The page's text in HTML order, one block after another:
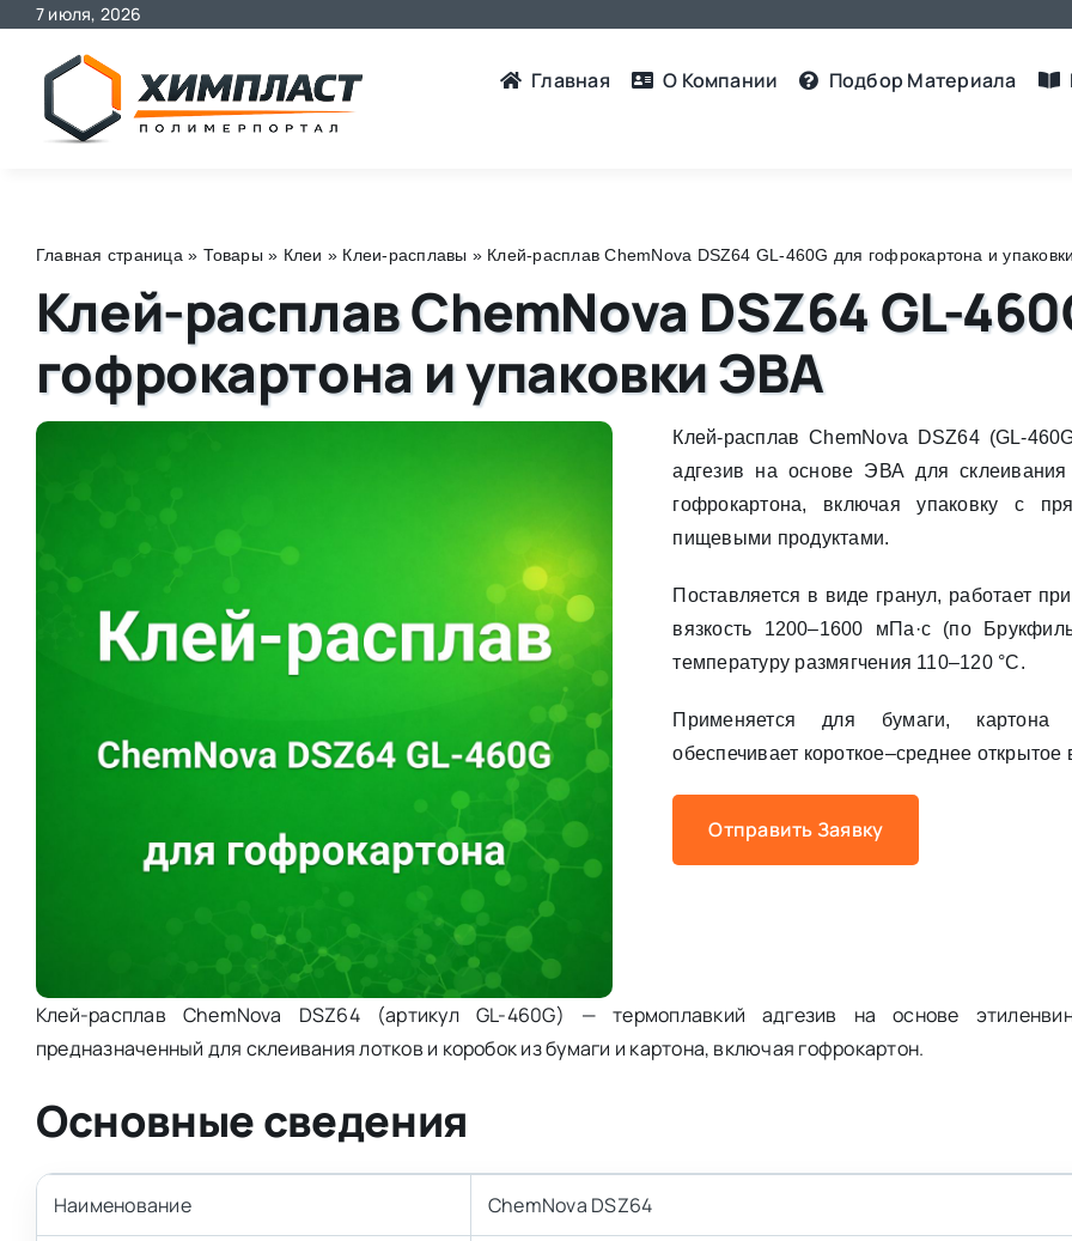
Skip
content
7 июля, 2026
Главная О Компании Подбор Материалa
Главная страница » Товары » Клеи » Клеи-расплавы » Клей-расплав ChemNova DSZ64 GL-460G для гофрокартона и
Клей-расплав ChemNova DSZ64 GL-
гофрокартона и упаковки ЭВА
Клей-расплав ChemNova DSZ64 (GL-
адгезив на основе ЭВА для склеивания
гофрокартона, включая упаковку с
пищевыми продуктами.
Поставляется в виде гранул, работает
вязкость 1200–1600 мПа·с (по
температуру размягчения 110–120 °C.
Применяется для бумаги, картона
обеспечивает короткое–среднее открытое
Отправить Заявку
Клей-расплав ChemNova DSZ64 (артикул GL-460G) — термоплавкий адгезив на основе
предназначенный для склеивания лотков и коробок из бумаги и картона, включая гофрокартон.
Основные сведения
Наименование ChemNova DSZ64